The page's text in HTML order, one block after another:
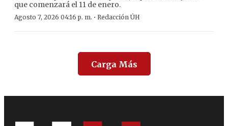
que comenzará el 11 de enero.
Agosto 7, 2026 04:16 p. m. · Redacción ÚH
Carga Más